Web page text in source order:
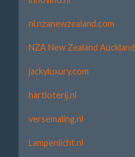
nl.nzanewzealand.com
NZA New Zealand Auckland
jackyluxury.com
hartloterij.nl
versemaling.nl
Lampenlicht.nl